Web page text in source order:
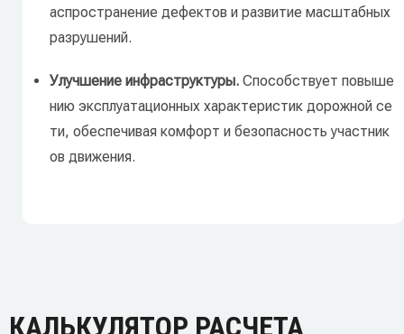
аспространение дефектов и развитие масштабных
разрушений.
Улучшение инфраструктуры. Способствует повыше
нию эксплуатационных характеристик дорожной се
ти, обеспечивая комфорт и безопасность участник
ов движения.